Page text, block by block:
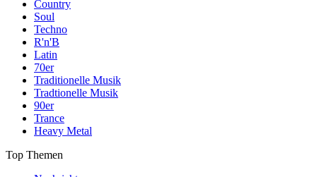
Country
Soul
Techno
R'n'B
Latin
70er
Traditionelle Musik
Tradtionelle Musik
90er
Trance
Heavy Metal
Top Themen